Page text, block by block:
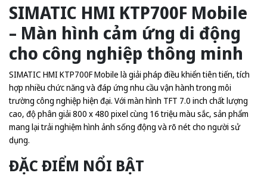
SIMATIC HMI KTP700F Mobile
– Màn hình cảm ứng di động
cho công nghiệp thông minh
SIMATIC HMI KTP700F Mobile là giải pháp điều khiển tiên tiến, tích
hợp nhiều chức năng và đáp ứng nhu cầu vận hành trong môi
trường công nghiệp hiện đại. Với màn hình TFT 7.0 inch chất lượng
cao, độ phân giải 800 x 480 pixel cùng 16 triệu màu sắc, sản phẩm
mang lại trải nghiệm hình ảnh sống động và rõ nét cho người sử
dụng.
ĐẶC ĐIỂM NỔI BẬT